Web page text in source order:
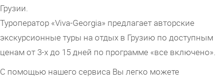
Грузии.
Туроператор «Viva-Georgia» предлагает авторские
экскурсионные туры на отдых в Грузию по доступным
ценам от 3-х до 15 дней по программе «все включено».
С помощью нашего сервиса Вы легко можете